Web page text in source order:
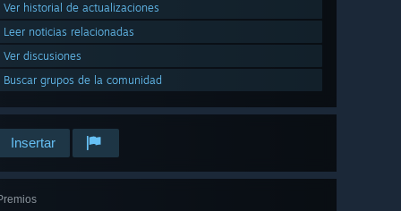
Ver historial de actualizaciones
Leer noticias relacionadas
Ver discusiones
Buscar grupos de la comunidad
Insertar